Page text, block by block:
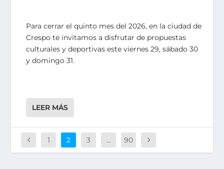
Para cerrar el quinto mes del 2026, en la ciudad de
Crespo te invitamos a disfrutar de propuestas
culturales y deportivas este viernes 29, sábado 30
y domingo 31.
LEER MÁS
1 2 3 … 90